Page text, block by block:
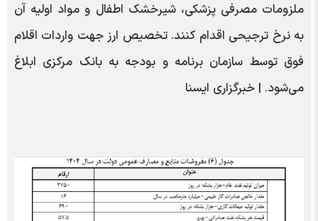
ملزومات مصرفی پزشکی، شیرخشک اطفال و مواد اولیه آن
به نرخ ترجیحی اقدام کنند. تخصیص ارز جهت واردات اقلام
فوق توسط سازمان برنامه و بودجه به بانک مرکزی ابلاغ
می‌شود. | خبرگزاری ایسنا